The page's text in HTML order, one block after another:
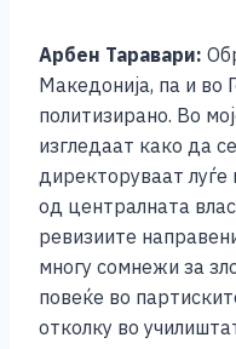
Арбен Таравари:
Македонија, па и во
политизирано. Во
изгледаат како да
директоруваат луѓе
од централната
ревизиите
многу сомнежи за
повеќе во
отколку во